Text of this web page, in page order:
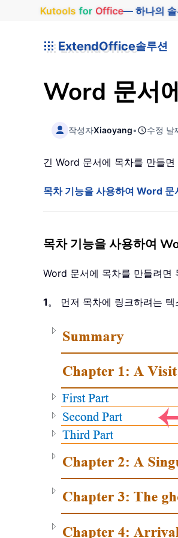
Kutools for Office— 하나의 솔
ExtendOffice솔루션
Word 문서
작성자Xiaoyang• 수정 날
긴 Word 문서에 목차를 만들
목차 기능을 사용하여 Word 문
목차 기능을 사용하여
Word 문서에 목차를 만들려면
1。 먼저 목차에 링크하려는